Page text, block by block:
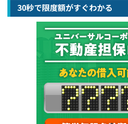
30秒で限度額がすぐわかる